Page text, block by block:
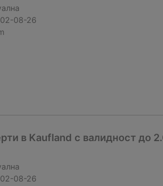
02-08-26
в Kaufland с валидност до
02-08-26